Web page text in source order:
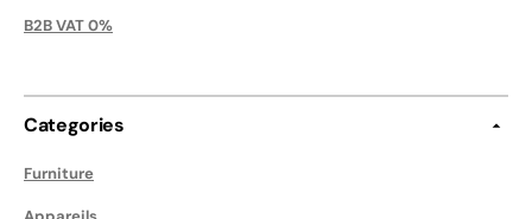
B2B VAT 0%
Categories
Furniture